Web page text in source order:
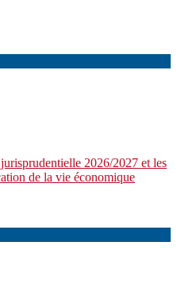
2026/2027 et les
de la vie économique